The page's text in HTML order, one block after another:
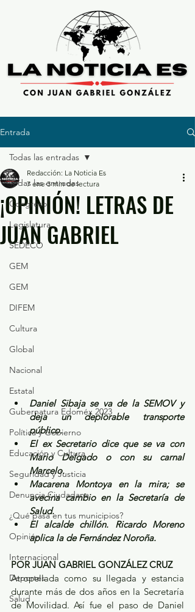
Entrada
Todas las entradas
Congreso
Legislatura
SEDECO
GEM
GEM
DIFEM
Cultura
Global
Nacional
Estatal
Gubernatura Edoméx 2023
Política y Gobierno
Educación y Cultura
Seguridad y Justicia
Denuncia Ciudadana
¿Qué pasa en tus municipios?
Opinión
Internacional
Deportes
Salud
Todas las entradas
¡OPINIÓN! LETRAS DE
JUAN GABRIEL
Redacción: La Noticia Es
7 ene 3 min de lectura
Daniel Sibaja se va de la SEMOV y
deja un deplorable transporte
público.
El ex Secretario dice que se va con
Mario Delgado o con su carnal
Marcelo.
Macarena Montoya en la mira; se
avecina cambio en la Secretaría de
Salud.
El alcalde chillón. Ricardo Moreno
aplica la de Fernández Noroña.
POR JUAN GABRIEL GONZÁLEZ CRUZ
Atropellada como su llegada y estancia
durante más de dos años en la Secretaría
de Movilidad. Así fue el paso de Daniel